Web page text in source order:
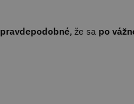
, že sa po